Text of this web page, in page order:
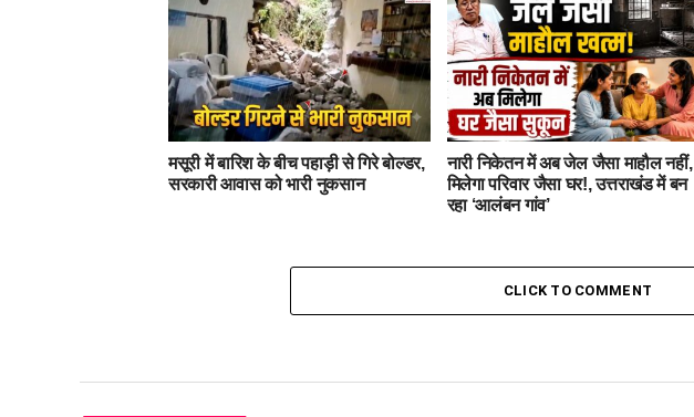
मसूरी में बारिश के बीच पहाड़ी से गिरे बोल्डर,
सरकारी आवास को भारी नुकसान
नारी निकेतन में अब जेल जैसा माहौल नहीं,
मिलेगा परिवार जैसा घर!, उत्तराखंड में बन
रहा ‘आलंबन गांव’
CLICK TO COMMENT